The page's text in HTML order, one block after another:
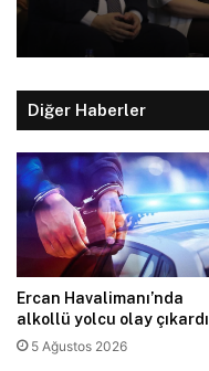
Diğer Haberler
Ercan Havalimanı’nda
alkollü yolcu olay çıkardı
5 Ağustos 2026